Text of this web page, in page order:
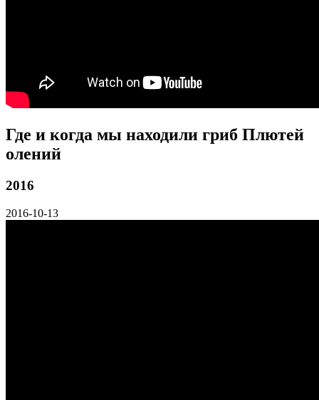
Где и когда мы находили гриб Плютей
олений
2016
2016-10-13